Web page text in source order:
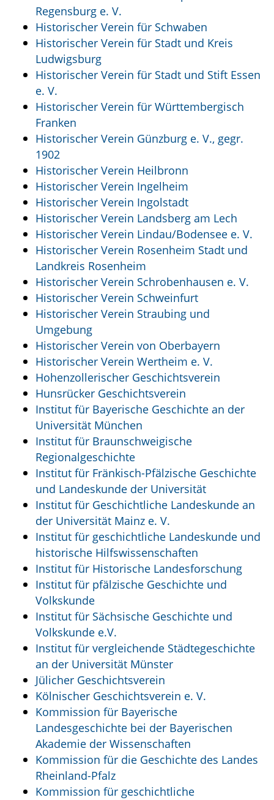
Regensburg e. V.
Historischer Verein für Schwaben
Historischer Verein für Stadt und Kreis
Ludwigsburg
Historischer Verein für Stadt und Stift Essen
e. V.
Historischer Verein für Württembergisch
Franken
Historischer Verein Günzburg e. V., gegr.
1902
Historischer Verein Heilbronn
Historischer Verein Ingelheim
Historischer Verein Ingolstadt
Historischer Verein Landsberg am Lech
Historischer Verein Lindau/Bodensee e. V.
Historischer Verein Rosenheim Stadt und
Landkreis Rosenheim
Historischer Verein Schrobenhausen e. V.
Historischer Verein Schweinfurt
Historischer Verein Straubing und
Umgebung
Historischer Verein von Oberbayern
Historischer Verein Wertheim e. V.
Hohenzollerischer Geschichtsverein
Hunsrücker Geschichtsverein
Institut für Bayerische Geschichte an der
Universität München
Institut für Braunschweigische
Regionalgeschichte
Institut für Fränkisch-Pfälzische Geschichte
und Landeskunde der Universität
Institut für Geschichtliche Landeskunde an
der Universität Mainz e. V.
Institut für geschichtliche Landeskunde und
historische Hilfswissenschaften
Institut für Historische Landesforschung
Institut für pfälzische Geschichte und
Volkskunde
Institut für Sächsische Geschichte und
Volkskunde e.V.
Institut für vergleichende Städtegeschichte
an der Universität Münster
Jülicher Geschichtsverein
Kölnischer Geschichtsverein e. V.
Kommission für Bayerische
Landesgeschichte bei der Bayerischen
Akademie der Wissenschaften
Kommission für die Geschichte des Landes
Rheinland-Pfalz
Kommission für geschichtliche